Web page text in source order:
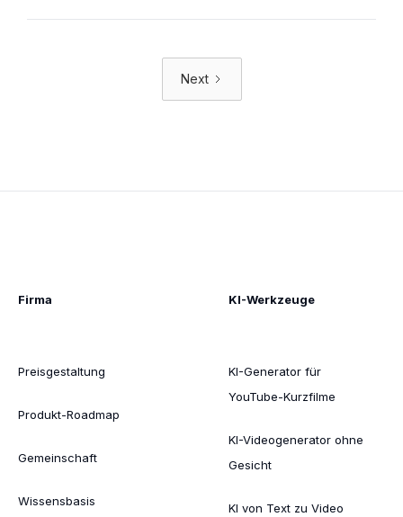
Next
Firma
Preisgestaltung
Produkt-Roadmap
Gemeinschaft
Wissensbasis
KI-Werkzeuge
KI-Generator für
YouTube-Kurzfilme
KI-Videogenerator ohne
Gesicht
KI von Text zu Video